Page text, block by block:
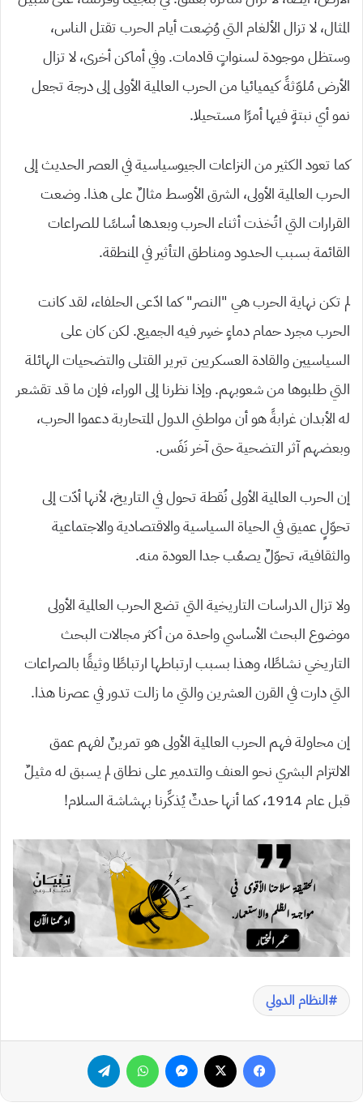
المثال، لا تزال الألغام التي وُضِعت أيام الحرب تقتل الناس،
وستظل موجودة لسنواتٍ قادمات. وفي أماكن أخرى، لا تزال
الأرض مُلوّثةً كيميائيا من الحرب العالمية الأولى إلى درجة تجعل
نمو أي نبتةٍ فيها أمرًا مستحيلا.
كما تعود الكثير من النزاعات الجيوسياسية في العصر الحديث إلى
الحرب العالمية الأولى، الشرق الأوسط مثالٌ على هذا. وضعت
القرارات التي اتُخذت أثناء الحرب وبعدها أساسًا للصراعات
القائمة بسبب الحدود ومناطق التأثير في المنطقة.
لم تكن نهاية الحرب هي “النصر” كما ادّعى الحلفاء، لقد كانت
الحرب مجرد حمام دماءٍ خسِر فيه الجميع. لكن كان على
السياسيين والقادة العسكريين تبرير القتلى والتضحيات الهائلة
التي طلبوها من شعوبهم. وإذا نظرنا إلى الوراء، فإن ما قد تقشعر
له الأبدان غرابةً هو أن مواطني الدول المتحاربة دعموا الحرب،
وبعضهم آثر التضحية حتى آخر نَفَس.
إن الحرب العالمية الأولى نُقطة تحول في التاريخ، لأنها أدّت إلى
تحوّلٍ عميق في الحياة السياسية والاقتصادية والاجتماعية
والثقافية، تحوّلٌ يصعُب جدا العودة منه.
ولا تزال الدراسات التاريخية التي تضع الحرب العالمية الأولى
موضوع البحث الأساسي واحدة من أكثر مجالات البحث
التاريخي نشاطًا، وهذا بسبب ارتباطها ارتباطًا وثيقًا بالصراعات
التي دارت في القرن العشرين والتي ما زالت تدور في عصرنا هذا.
إن محاولة فهم الحرب العالمية الأولى هو تمرينٌ لفهم عمق
الالتزام البشري نحو العنف والتدمير على نطاق لم يسبق له مثيلٌ
قبل عام 1914، كما أنها حدثٌ يُذكِّرنا بهشاشة السلام!
النظام الدولي
فيسبوك ماسنجر واتساب